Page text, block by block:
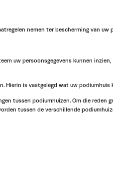
nemen ter bescherming van uw
uw persoonsgegevens kunnen
is vastgelegd wat uw
tussen podiumhuizen. Om die
tussen de verschillende